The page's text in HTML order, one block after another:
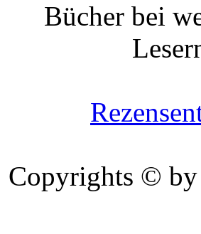
Bücher bei
Copyrights © by